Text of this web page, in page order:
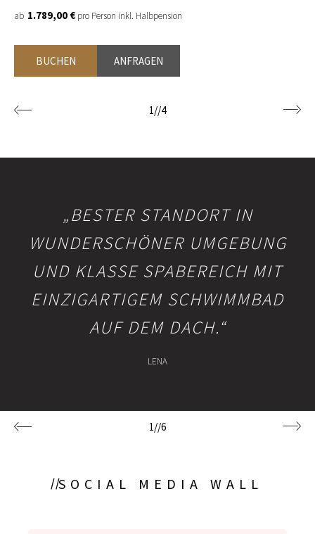
ab 1.789,00 € pro Person inkl. Halbpension
BUCHEN ANFRAGEN
1//4
„BESTER STANDORT IN
WUNDERSCHÖNER UMGEBUNG
UND KLASSE SPABEREICH MIT
EINZIGARTIGEM SCHWIMMBAD
AUF DEM DACH.“
LENA
1//6
SOCIAL MEDIA WALL